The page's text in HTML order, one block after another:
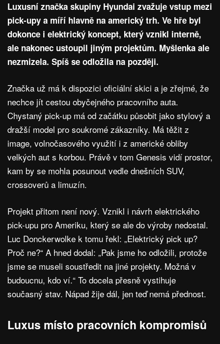
Luxusní značka skupiny Hyundai zvažuje vstup mezi
pick-upy a míří hlavně na americký trh. Ve hře byl
dokonce i elektrický koncept, který vznikl interně,
ale nakonec ustoupil jiným projektům. Myšlenka ale
nezmizela. Spíš se odložila na později.
Značka už má k dispozici oficiální skici a je zřejmé, že
nechce jít cestou obyčejného pracovního auta.
Chystaný pick-up má od začátku působit jako stylový a
dražší model pro soukromé zákazníky. Má těžit z
image, volnočasového využití i z americké obliby
velkých aut s korbou. Právě v tom Genesis vidí prostor,
kam by se mohla posunout vedle dnešních SUV,
crossoverů a limuzín.
Projekt přitom není nový. Vznikl i návrh elektrického
pick-upu pro Ameriku, který se ale do výroby nedostal.
Luc Donckerwolke k tomu řekl: „Elektrický pick up?
Proč ne?“ A hned dodal: „Pak jsme ho odložili, protože
jsme se museli soustředit na jiné projekty. Možná v
budoucnu, kdo ví.“ To docela přesně vystihuje
současný stav. Nápad žije dál, jen teď nemá přednost.
Luxus místo pracovních kompromisů